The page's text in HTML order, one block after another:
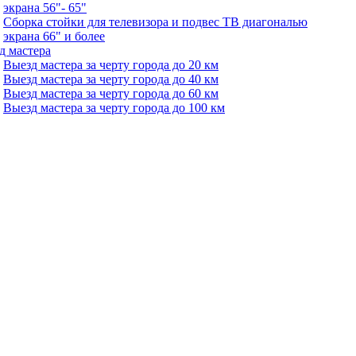
экрана 56"- 65"
Сборка стойки для телевизора и подвес ТВ диагональю
экрана 66" и более
мастера
Выезд мастера за черту города до 20 км
Выезд мастера за черту города до 40 км
Выезд мастера за черту города до 60 км
Выезд мастера за черту города до 100 км